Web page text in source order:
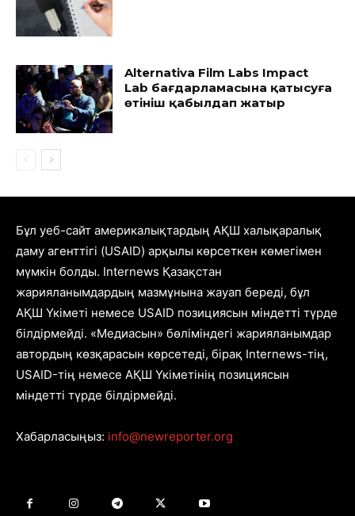
Alternativa Film Labs Impact
Lab бағдарламасына қатысуға
өтініш қабылдап жатыр
Бұл уеб-сайт америкалықтардың АҚШ халықаралық
даму агенттігі (USAID) арқылы көрсеткен көмегімен
мүмкін болды. Internews Қазақстан
жарияланымдардың мазмұнына жауап береді, бұл
АҚШ Үкіметі немесе USAID позициясын міндетті түрде
білдірмейді. «Медиасын» бөліміндегі жарияланымдар
автордың көзқарасын көрсетеді, бірақ Internews-тің,
USAID-тің немесе АҚШ Үкіметінің позициясын
міндетті түрде білдірмейді.
Хабарласыңыз: info@newreporter.org